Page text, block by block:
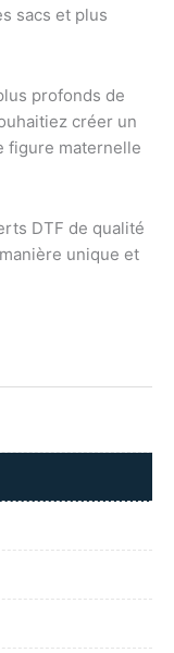
sacs et plus
profonds de
créer un
figure maternelle
DTF de qualité
unique et